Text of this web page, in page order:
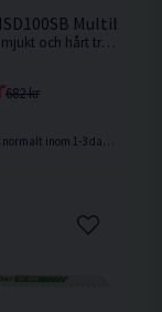
32x50mm (20 Tpi)
Multiblad
Kapning av mjukt och hårt trä, fanér och plastbelagda plattor Kapning och tillpassning av parkett och laminat Skärning av små aluminiumprofiler etc.
682 kr
inom 1-3 dagar